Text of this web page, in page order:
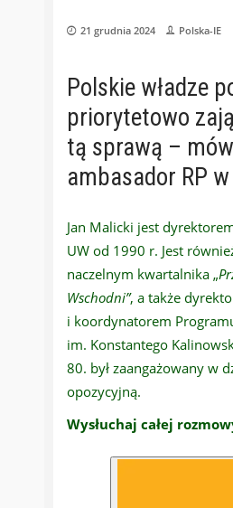
21 grudnia 2024 Polska-IE
Polskie władze
priorytetowo
tą sprawą –
ambasador RP
Jan Malicki jest
UW od 1990 r. Jest
naczelnym kwartalnika „
Wschodni”, a także
i koordynatorem
im. Konstantego
80. był zaangażowany w
opozycyjną.
Wysłuchaj całej